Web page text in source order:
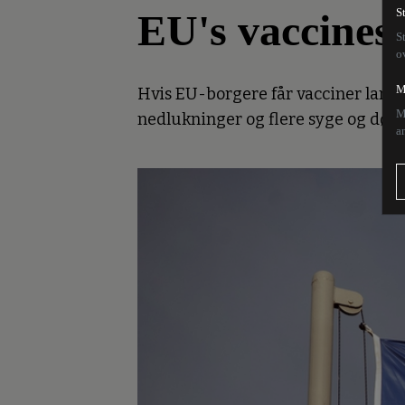
EU's
Hvis EU-borgere får vacciner
nedlukninger og flere syge og